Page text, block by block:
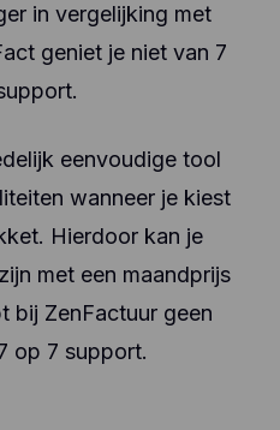
in vergelijking met
geniet je niet van 7
eenvoudige tool
wanneer je kiest
Hierdoor kan je
met een maandprijs
bij ZenFactuur geen
op 7 support.